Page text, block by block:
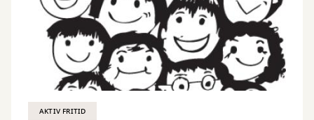
AKTIV FRITID